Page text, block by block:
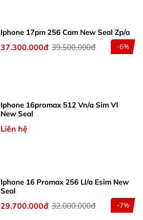
Iphone 17pm 256 Cam New Seal Zp/a
37.300.000đ 39.500.000đ -6%
Iphone 16promax 512 Vn/a Sim Vl
New Seal
Liên hệ
Iphone 16 Promax 256 Ll/a Esim New
Seal
29.700.000đ 32.000.000đ -7%